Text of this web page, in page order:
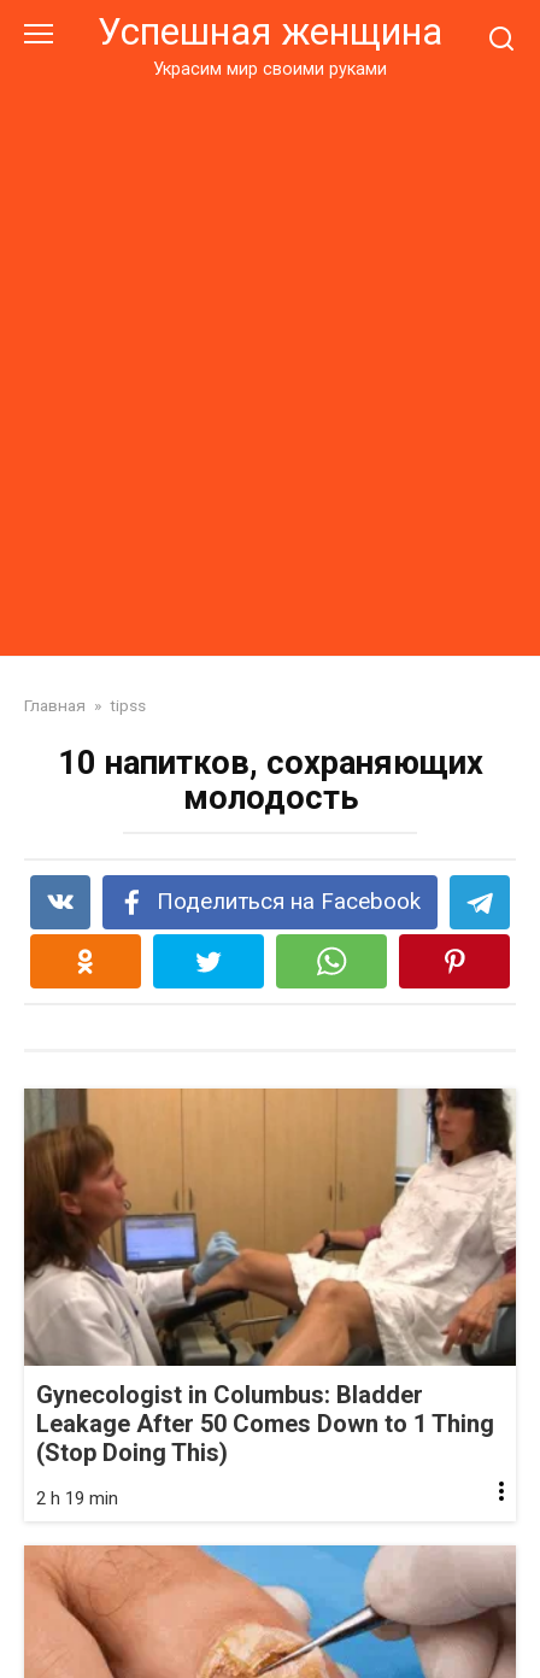
Успешная женщина
Украсим мир своими руками
Главная » tipss
10 напитков, сохраняющих
молодость
Поделиться на Facebook
Gynecologist in Columbus: Bladder
Leakage After 50 Comes Down to 1 Thing
(Stop Doing This)
2 h 19 min